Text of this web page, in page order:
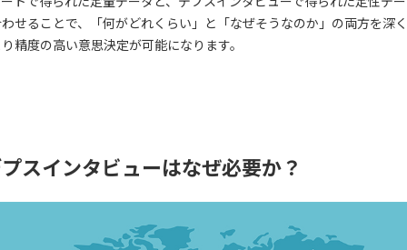
せることで、「何がどれくらい」と「なぜそうなのか」の両方を深
精度の高い意思決定が可能になります。
スインタビューはなぜ必要か？